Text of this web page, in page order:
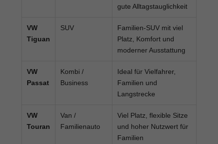
gute Alltagstauglichkeit
VW
Tiguan
SUV
Familien-SUV mit viel
Platz, Komfort und
moderner Ausstattung
VW
Passat
Kombi /
Business
Ideal für Vielfahrer,
Familien und
Langstrecke
VW
Touran
Van /
Familienauto
Viel Platz, flexible Sitze
und hoher Nutzwert für
Familien